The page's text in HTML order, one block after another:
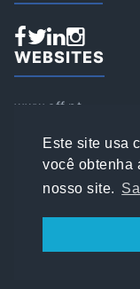
Este site usa
você obtenha
nosso site.
WEBSITES
www.aff.pt
www.loja.affsports.pt
PESQUISAR